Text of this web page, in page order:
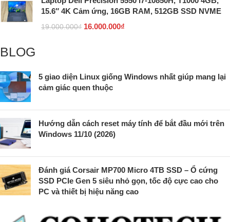
15.6″ 4K Cảm ứng, 16GB RAM, 512GB SSD NVME
19.000.000₫ 16.000.000₫
BLOG
5 giao diện Linux giống Windows nhất giúp mang lại
cảm giác quen thuộc
Hướng dẫn cách reset máy tính để bắt đầu mới trên
Windows 11/10 (2026)
Đánh giá Corsair MP700 Micro 4TB SSD – Ổ cứng
SSD PCIe Gen 5 siêu nhỏ gọn, tốc độ cực cao cho
PC và thiết bị hiệu năng cao